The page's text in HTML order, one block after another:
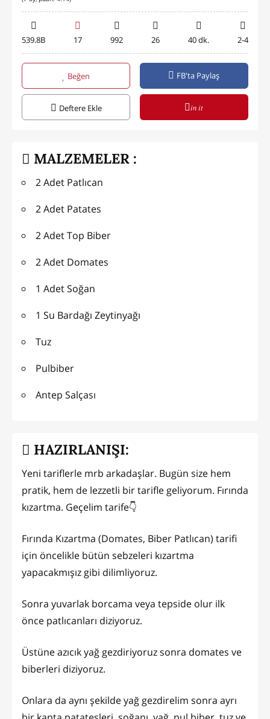
539.8B 17 992 26 40 dk. 2-4
Beğen FB'ta Paylaş
Deftere Ekle in it
MALZEMELER :
2 Adet Patlıcan
2 Adet Patates
2 Adet Top Biber
2 Adet Domates
1 Adet Soğan
1 Su Bardağı Zeytinyağı
Tuz
Pulbiber
Antep Salçası
HAZIRLANIŞI:
Yeni tariflerle mrb arkadaşlar. Bugün size hem
pratik, hem de lezzetli bir tarifle geliyorum. Fırında
kızartma. Geçelim tarife👇
Fırında Kızartma (Domates, Biber Patlıcan) tarifi
için öncelikle bütün sebzeleri kızartma
yapacakmışız gibi dilimliyoruz.
Sonra yuvarlak borcama veya tepside olur ilk
önce patlıcanları diziyoruz.
Üstüne azıcık yağ gezdiriyoruz sonra domates ve
biberleri diziyoruz.
Onlara da aynı şekilde yağ gezdirelim sonra ayrı